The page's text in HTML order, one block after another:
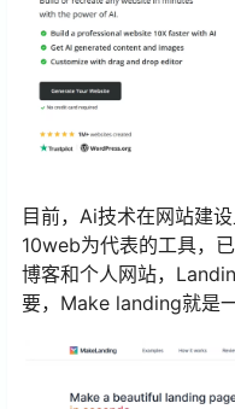
目前，Ai技术在网站建
10web为代表的工具，
博客和个人网站，
要，Make landing就是